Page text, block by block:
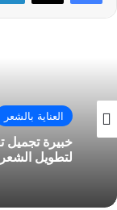
العناية بالشعر